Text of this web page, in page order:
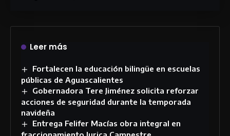
Leer más
Fortalecen la educación bilingüe en escuelas
públicas de Aguascalientes
Gobernadora Tere Jiménez solicita reforzar
acciones de seguridad durante la temporada
navideña
Entrega Felifer Macías obra integral en